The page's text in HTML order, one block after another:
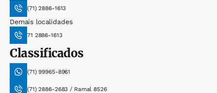
(71) 2886-1613
Demais localidades
71 2886-1613
Classificados
(71) 99965-8961
(71) 2886-2683 / Ramal 8526